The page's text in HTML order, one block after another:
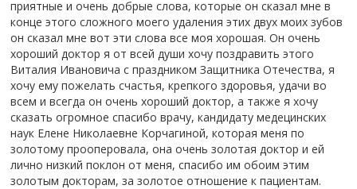
приятные и очень добрые слова, которые он сказал мне в
конце этого сложного моего удаления этих двух моих зубов
он сказал мне вот эти слова все моя хорошая. Он очень
хороший доктор я от всей души хочу поздравить этого
Виталия Ивановича с праздником Защитника Отечества, я
хочу ему пожелать счастья, крепкого здоровья, удачи во
всем и всегда он очень хороший доктор, а также я хочу
сказать огромное спасибо врачу, кандидату медецинских
наук Елене Николаевне Корчагиной, которая меня по
золотому прооперовала, она очень золотая доктор и ей
лично низкий поклон от меня, спасибо им обоим этим
золотым докторам, за золотое отношение к пациентам.